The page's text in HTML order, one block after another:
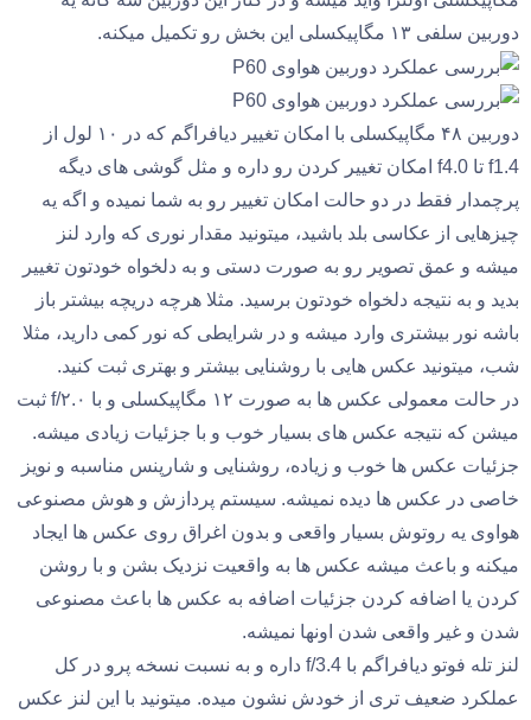
دوربین سلفی ۱۳ مگاپیکسلی این بخش رو تکمیل میکنه.
دوربین ۴۸ مگاپیکسلی با امکان تغییر دیافراگم که در ۱۰ لول از
f1.4 تا f4.0 امکان تغییر کردن رو داره و مثل گوشی های دیگه
پرچمدار فقط در دو حالت امکان تغییر رو به شما نمیده و اگه یه
چیزهایی از عکاسی بلد باشید، میتونید مقدار نوری که وارد لنز
میشه و عمق تصویر رو به صورت دستی و به دلخواه خودتون تغییر
بدید و به نتیجه دلخواه خودتون برسید. مثلا هرچه دریچه بیشتر باز
باشه نور بیشتری وارد میشه و در شرایطی که نور کمی دارید، مثلا
شب، میتونید عکس هایی با روشنایی بیشتر و بهتری ثبت کنید.
در حالت معمولی عکس ها به صورت ۱۲ مگاپیکسلی و با f/۲.۰ ثبت
میشن که نتیجه عکس های بسیار خوب و با جزئیات زیادی میشه.
جزئیات عکس ها خوب و زیاده، روشنایی و شارپنس مناسبه و نویز
خاصی در عکس ها دیده نمیشه. سیستم پردازش و هوش مصنوعی
هواوی یه روتوش بسیار واقعی و بدون اغراق روی عکس ها ایجاد
میکنه و باعث میشه عکس ها به واقعیت نزدیک بشن و با روشن
کردن یا اضافه کردن جزئیات اضافه به عکس ها باعث مصنوعی
شدن و غیر واقعی شدن اونها نمیشه.
لنز تله فوتو دیافراگم با f/3.4 داره و به نسبت نسخه پرو در کل
عملکرد ضعیف تری از خودش نشون میده. میتونید با این لنز عکس